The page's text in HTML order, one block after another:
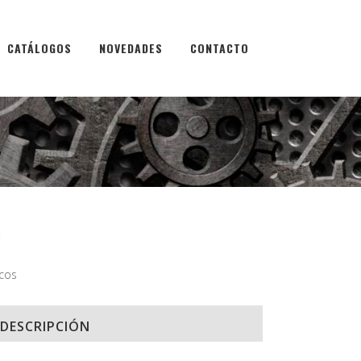
CATÁLOGOS NOVEDADES CONTACTO
DESCRIPCIÓN